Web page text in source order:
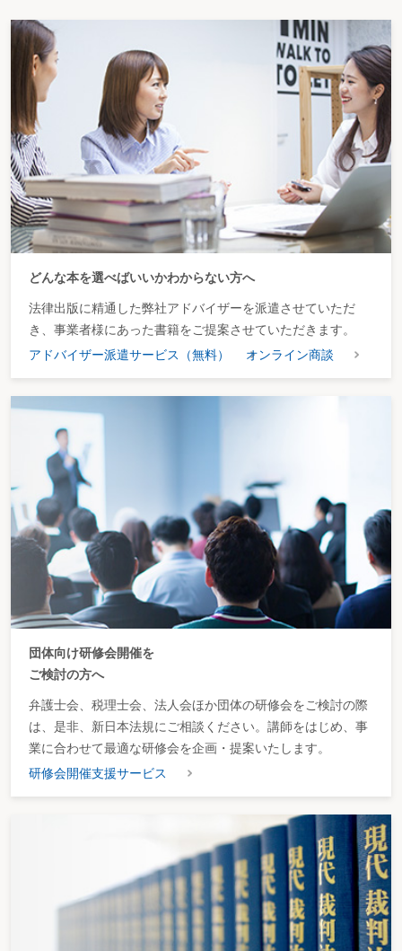
どんな本を選べばいいかわからない方へ
法律出版に精通した弊社アドバイザーを派遣させていただ
き、事業者様にあった書籍をご提案させていただきます。
アドバイザー派遣サービス（無料）
オンライン商談
団体向け研修会開催を
ご検討の方へ
弁護士会、税理士会、法人会ほか団体の研修会をご検討の際
は、是非、新日本法規にご相談ください。講師をはじめ、事
業に合わせて最適な研修会を企画・提案いたします。
研修会開催支援サービス